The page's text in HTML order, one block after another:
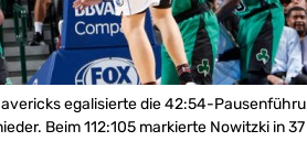
egalisierte die 42:54-
Beim 112:105 markierte Nowitzki in 37